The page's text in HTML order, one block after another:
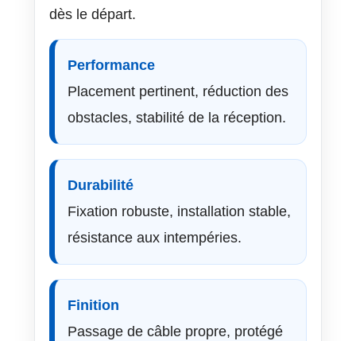
dès le départ.
Performance
Placement pertinent, réduction des
obstacles, stabilité de la réception.
Durabilité
Fixation robuste, installation stable,
résistance aux intempéries.
Finition
Passage de câble propre, protégé